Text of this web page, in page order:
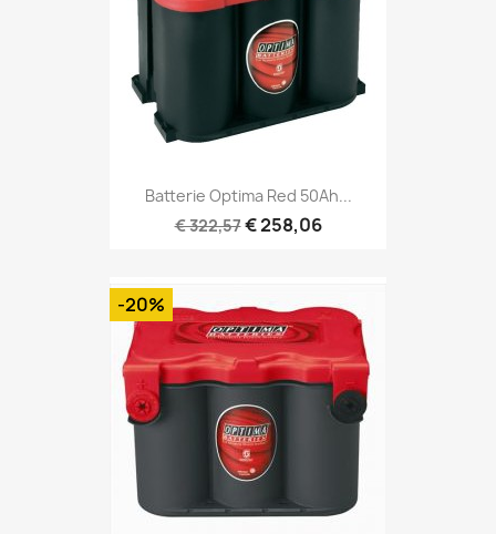
Batterie Optima Red 50Ah...
€ 322,57€ 258,06
-20%